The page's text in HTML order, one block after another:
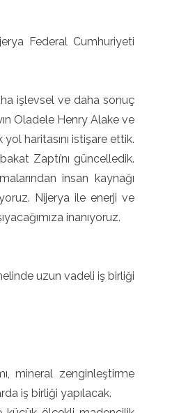
Federal Cumhuriyeti
işlevsel ve daha sonuç
Oladele Henry Alake ve
haritasını istişare ettik.
Zaptı’nı güncelledik.
insan kaynağı
Nijerya ile enerji ve
inanıyoruz.
uzun vadeli iş birliği
mineral zenginleştirme
iş birliği yapılacak.